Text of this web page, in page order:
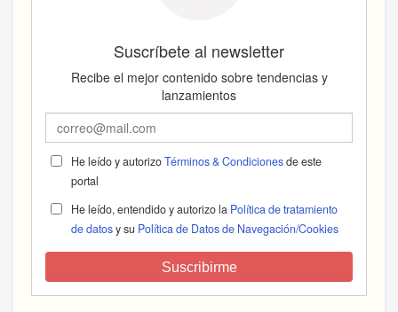
Suscríbete al newsletter
Recibe el mejor contenido sobre tendencias y
lanzamientos
He leído y autorizoTérminos & Condicionesde este
portal
He leído, entendido y autorizo la Política de tratamiento
de datosy su Política de Datos de Navegación/Cookies
Suscribirme